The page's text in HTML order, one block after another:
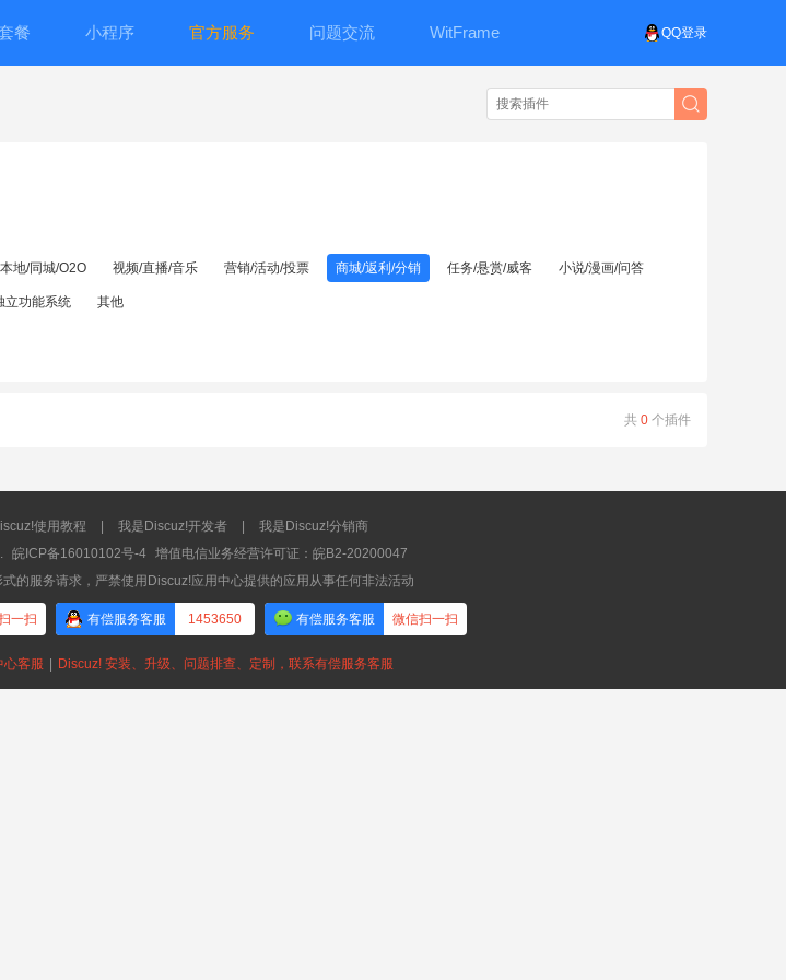
QQ登录
餐 小程序 官方服务 问题交流 WitFrame
本地/同城/O2O 视频/直播/音乐 营销/活动/投票 商城/返利/分销 任务/悬赏/威客 小说/漫画/问答
立功能系统 其他
共 0 个插件
使用教程 我是Discuz!开发者
我是Discuz!分销商
皖ICP备16010102号-4
增值电信业务经营许可证：皖B2-20200047
的服务请求，严禁使用Discuz!应用中心提供的应用从事任何非法活动
一扫 有偿服务客服 1453650 有偿服务客服 微信扫一扫
心客服 Discuz! 安装、升级、问题排查、定制，联系有偿服务客服